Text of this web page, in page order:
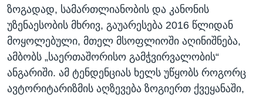
ზოგადად, სამართლიანობის და კანონის
უზენაესობის მხრივ, გაუარესება 2016 წლიდან
მოყოლებული, მთელ მსოფლიოში აღინიშნება,
ამბობს „საერთაშორისო გამჭვირვალობის“
ანგარიში. ამ ტენდენციას ხელს უწყობს როგორც
ავტორიტარიზმის აღზევება ზოგიერთ ქვეყანაში,